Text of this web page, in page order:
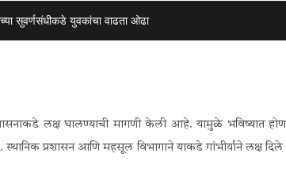
सुवर्णसंधीकडे युवकांचा वाढता ओढा
लक्ष घालण्याची मागणी केली आहे. यामुळे भविष्यात
प्रशासन आणि महसूल विभागाने याकडे गांभीर्याने लक्ष दिले